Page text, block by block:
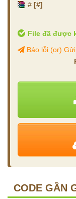
# [#]
File đã được
Báo lỗi (or)
CODE GẦN